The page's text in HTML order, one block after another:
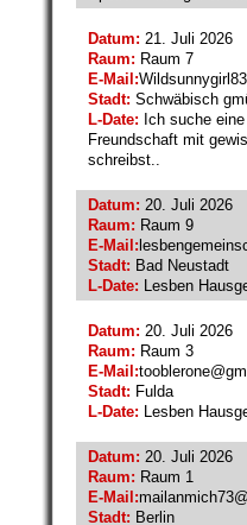
Datum: 21. Juli 2026
Raum: Raum 7
E-Mail:
Stadt: Schwäbisch
L-Date: Ich suche
Freundschaft mit
schreibst..
Datum: 20. Juli 2026
Raum: Raum 9
E-Mail:
Stadt: Bad Neustadt
L-Date: Lesben
Datum: 20. Juli 2026
Raum: Raum 3
E-Mail:tooblerone@
Stadt: Fulda
L-Date: Lesben
Datum: 20. Juli 2026
Raum: Raum 1
E-Mail:mailanmich73@
Stadt: Berlin